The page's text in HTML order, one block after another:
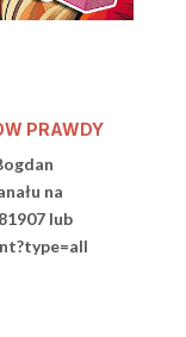
PRAWDY
na
lub